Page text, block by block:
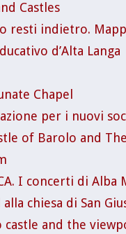
Castles
resti indietro.
d’Alta Langa
Chapel
per i nuovi
of Barolo and
I concerti di Alba
alla chiesa di San
castle and the